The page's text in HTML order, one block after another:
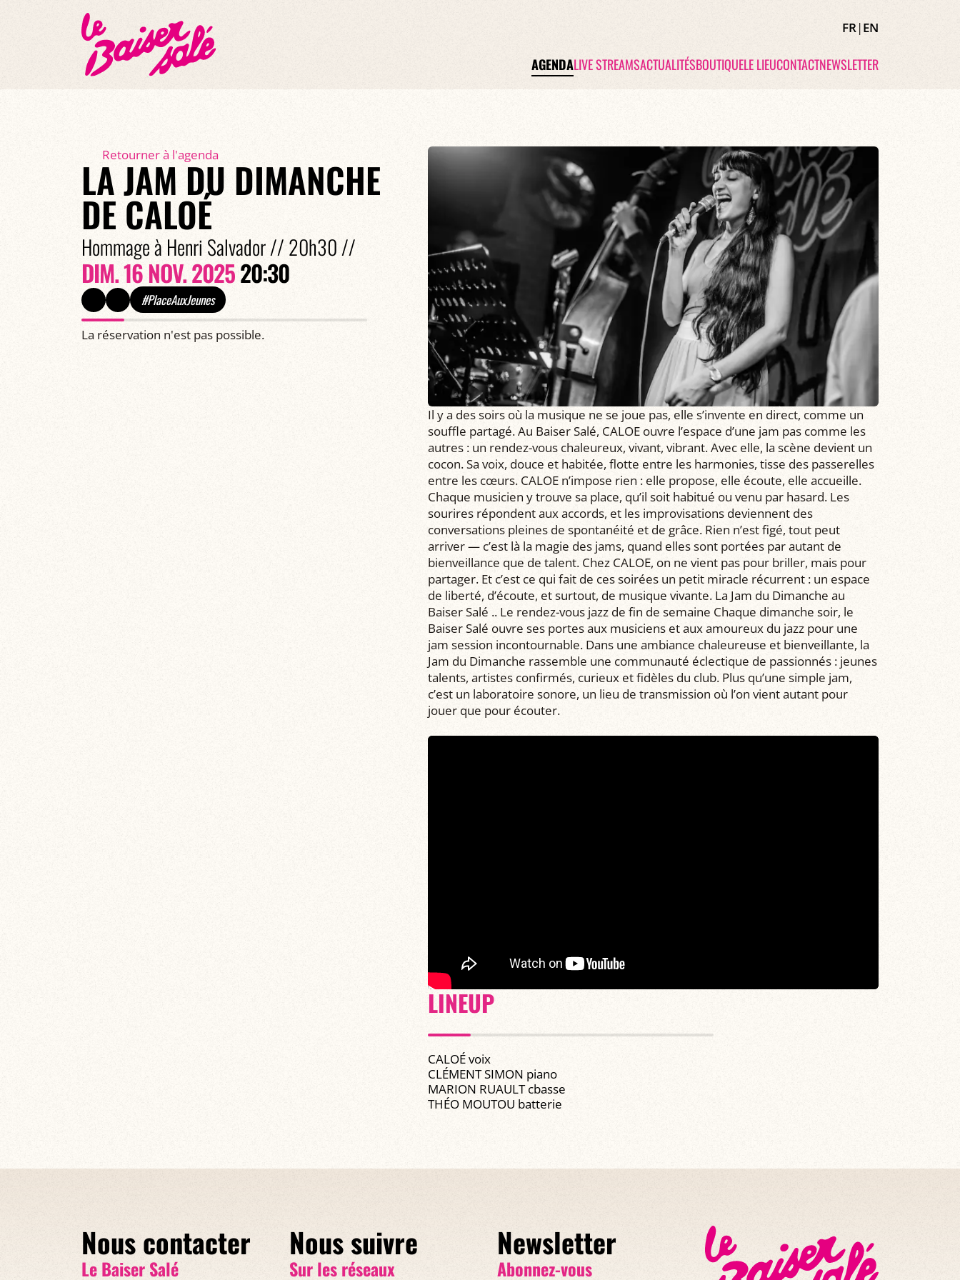
FR|EN
AGENDALIVE STREAMSACTUALITÉSBOUTIQUELE LIEUCONTACTNEWSLETTER
Retourner à l'agenda
LA JAM DU DIMANCHE
DE CALOÉ
Hommage à Henri Salvador // 20h30 //
DIM. 16 NOV. 202520:30
#PlaceAuxJeunes
La réservation n'est pas possible.
Il y a des soirs où la musique ne se joue pas, elle s’invente en direct, comme un
souffle partagé. Au Baiser Salé, CALOE ouvre l’espace d’une jam pas comme les
autres : un rendez-vous chaleureux, vivant, vibrant. Avec elle, la scène devient un
cocon. Sa voix, douce et habitée, flotte entre les harmonies, tisse des passerelles
entre les cœurs. CALOE n’impose rien : elle propose, elle écoute, elle accueille.
Chaque musicien y trouve sa place, qu’il soit habitué ou venu par hasard. Les
sourires répondent aux accords, et les improvisations deviennent des
conversations pleines de spontanéité et de grâce. Rien n’est figé, tout peut
arriver — c’est là la magie des jams, quand elles sont portées par autant de
bienveillance que de talent. Chez CALOE, on ne vient pas pour briller, mais pour
partager. Et c’est ce qui fait de ces soirées un petit miracle récurrent : un espace
de liberté, d’écoute, et surtout, de musique vivante. La Jam du Dimanche au
Baiser Salé .. Le rendez-vous jazz de fin de semaine Chaque dimanche soir, le
Baiser Salé ouvre ses portes aux musiciens et aux amoureux du jazz pour une
jam session incontournable. Dans une ambiance chaleureuse et bienveillante, la
Jam du Dimanche rassemble une communauté éclectique de passionnés : jeunes
talents, artistes confirmés, curieux et fidèles du club. Plus qu’une simple jam,
c’est un laboratoire sonore, un lieu de transmission où l’on vient autant pour
jouer que pour écouter.
LINEUP
CALOÉ voix
CLÉMENT SIMON piano
MARION RUAULT cbasse
THÉO MOUTOU batterie
Nous contacter
Le Baiser Salé
Nous suivre
Sur les réseaux
Newsletter
Abonnez-vous